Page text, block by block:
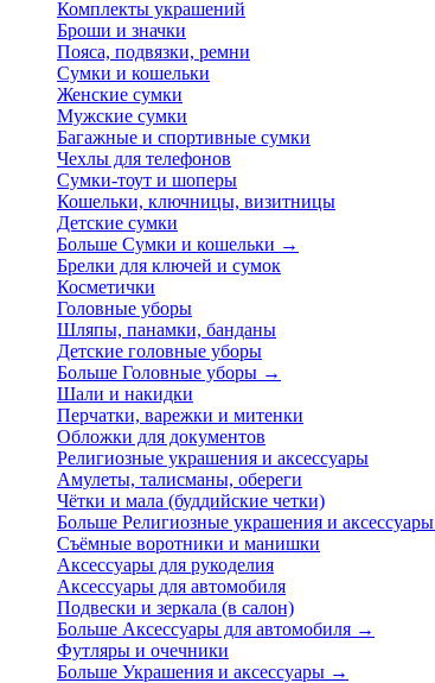
Комплекты украшений
Броши и значки
Пояса, подвязки, ремни
Сумки и кошельки
Женские сумки
Мужские сумки
Багажные и спортивные сумки
Чехлы для телефонов
Сумки-тоут и шоперы
Кошельки, ключницы, визитницы
Детские сумки
Больше Сумки и кошельки →
Брелки для ключей и сумок
Косметички
Головные уборы
Шляпы, панамки, банданы
Детские головные уборы
Больше Головные уборы →
Шали и накидки
Перчатки, варежки и митенки
Обложки для документов
Религиозные украшения и аксессуары
Амулеты, талисманы, обереги
Чётки и мала (буддийские четки)
Больше Религиозные украшения и аксессуары
Съёмные воротники и манишки
Аксессуары для рукоделия
Аксессуары для автомобиля
Подвески и зеркала (в салон)
Больше Аксессуары для автомобиля →
Футляры и очечники
Больше Украшения и аксессуары →